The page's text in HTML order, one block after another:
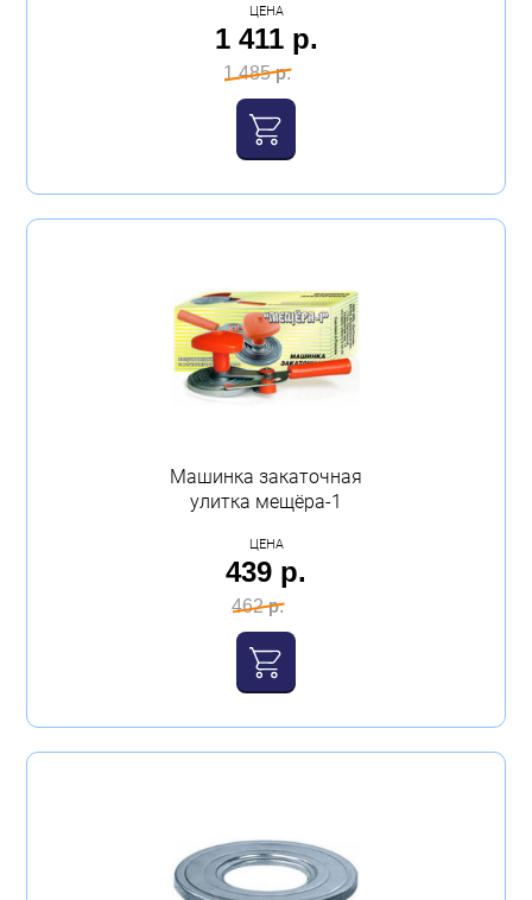
ЦЕНА
1 411 р.
1 485 р.
Машинка закаточная
улитка мещёра-1
ЦЕНА
439 р.
462 р.